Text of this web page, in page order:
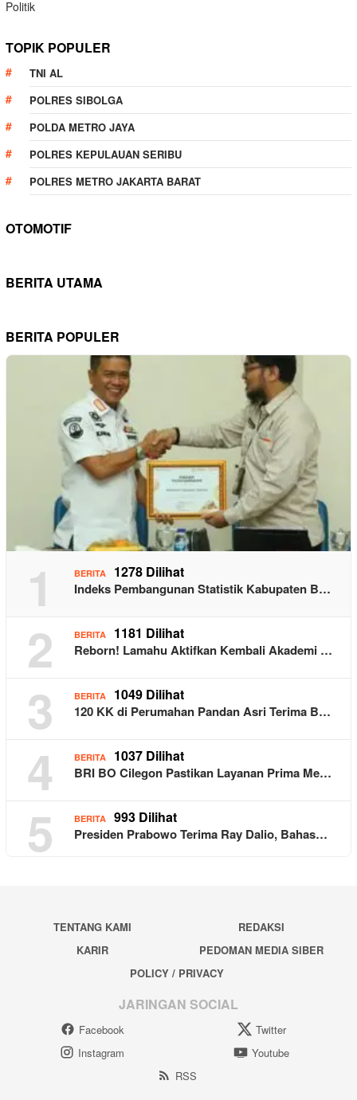
Politik
TOPIK POPULER
TNI AL
POLRES SIBOLGA
POLDA METRO JAYA
POLRES KEPULAUAN SERIBU
POLRES METRO JAKARTA BARAT
OTOMOTIF
BERITA UTAMA
BERITA POPULER
1 BERITA 1278 Dilihat
Indeks Pembangunan Statistik Kabupaten B…
2 BERITA 1181 Dilihat
Reborn! Lamahu Aktifkan Kembali Akademi …
3 BERITA 1049 Dilihat
120 KK di Perumahan Pandan Asri Terima B…
4 BERITA 1037 Dilihat
BRI BO Cilegon Pastikan Layanan Prima Me…
5 BERITA 993 Dilihat
Presiden Prabowo Terima Ray Dalio, Bahas…
TENTANG KAMI
REDAKSI
KARIR
PEDOMAN MEDIA SIBER
POLICY / PRIVACY
JARINGAN SOCIAL
Facebook
Twitter
Instagram
Youtube
RSS